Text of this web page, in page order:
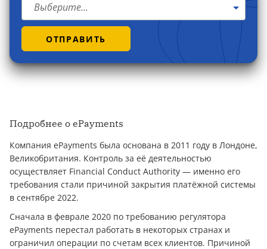
Выберите...
ОТПРАВИТЬ
Подробнее о ePayments
Компания ePayments была основана в 2011 году в Лондоне,
Великобритания. Контроль за её деятельностью
осуществляет Financial Conduct Authority — именно его
требования стали причиной закрытия платёжной системы
в сентябре 2022.
Сначала в феврале 2020 по требованию регулятора
ePayments перестал работать в некоторых странах и
ограничил операции по счетам всех клиентов. Причиной